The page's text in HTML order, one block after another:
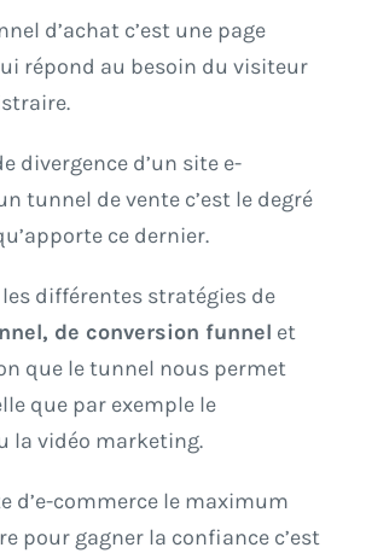
d’achat c’est une page
répond au besoin du visiteur
divergence d’un site e-
tunnel de vente c’est le degré
ce dernier.
les différentes stratégies de
de conversion funnel et
que le tunnel nous permet
que par exemple le
la vidéo marketing.
d’e-commerce le maximum
pour gagner la confiance c’est